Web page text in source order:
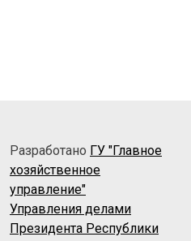
Разработано ГУ "Главное
хозяйственное
управление"
Управления делами
Президента Республики